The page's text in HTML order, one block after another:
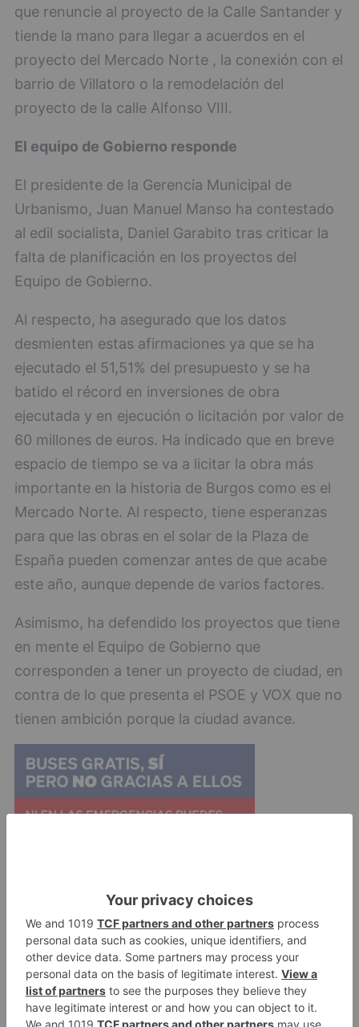
que renuncie al proyecto de la Calle Santander y
tiende la mano para llegar a acuerdos en el
proyecto del Mercado Norte , la conexión con el
barrio de Villatoro o la remodelación del
proyecto de la calle Alfonso VIII.
El equipo de Gobierno responde
El presidente de la Gerencia Municipal de
Urbanismo, Juan Manuel Manso ha contestado
al edil socialista, Daniel Garabito tras criticar la
falta de planificación en los proyectos del
Equipo de Gobierno.
Al respecto, ha asegurado que los datos
desmienten estas afirmaciones ya que se ha
ejecutado el 51,51% del presupuesto y se ha
batido el récord en inversiones de obra
ejecutada y en ejecución o licitación por valor de
60 millones de euros. Ha indicado que en breve
espacio de tiempo se va a licitar la obra más
importante en la historia de Burgos como es el
Mercado Norte. Al respecto, tiene esperanzas
para que las obras en el solar de la Plaza de
España pueden comenzar antes de que acabe
este año, aunque depende de varios factores.
Asimismo, ha defendido los proyectos que tiene
en mente el Equipo de Gobierno que
corresponden a tener un proyecto de ciudad, en
contra de lo que presenta el PSOE y VOX que no
tienen ambición porque la ciudad avance.
En otro orden de cosas, la Gerencia de
Urbanismo ha informado de la Propuesta de